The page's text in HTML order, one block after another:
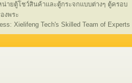
ายตู้โชว์สินค้าและตู้กระจกแบบต่างๆ ตู้ครอบ
งพระ
Xielifeng Tech's Skilled Team of Experts